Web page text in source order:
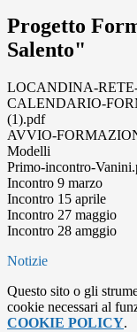
Progetto
Salento"
LOCANDINA-
CALENDARIO-
(1).pdf
AVVIO-
Modelli
Primo-incontro-
Incontro 9 marzo
Incontro 15 aprile
Incontro 27 maggio
Incontro 28 amggio
Notizie
Questo sito o gli
cookie necessari al
COOKIE POLICY.